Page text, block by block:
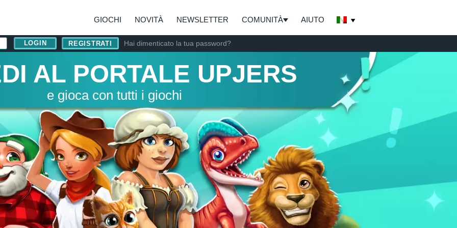
GIOCHI NOVITÀ NEWSLETTER COMUNITÀ AIUTO
REGISTRATI Hai dimenticato la tua password?
AL PORTALE UPJERS
e gioca con tutti i giochi